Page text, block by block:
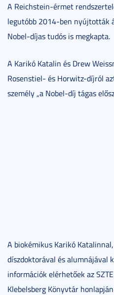
A Reichstein-érmet
legutóbb 2014-ben nyújtották
Nobel-díjas tudós is megkapta.
A Karikó Katalin és Drew
Rosenstiel- és Horwitz-díjról
személy „a Nobel-díj tágas
A biokémikus Karikó
díszdoktorával és alumnájával
információk elérhetőek az
Klebelsberg Könyvtár honlapján